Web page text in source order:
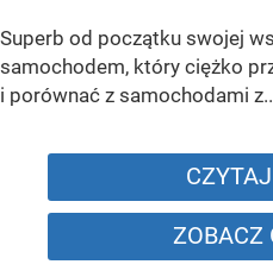
Superb od początku swojej
samochodem, który ciężko
i porównać z samochodami
ZOBACZ